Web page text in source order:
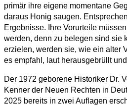
primär ihre eigene momentane
daraus Honig saugen.
Ergebnisse. Ihre Vorurteile
werden, denn zu belegen sind sie
erzielen, werden sie, wie ein alter
es empfahl, laut herausgebrüllt
Der 1972 geborene Historiker Dr.
Kenner der Neuen Rechten in
2025 bereits in zwei Auflagen